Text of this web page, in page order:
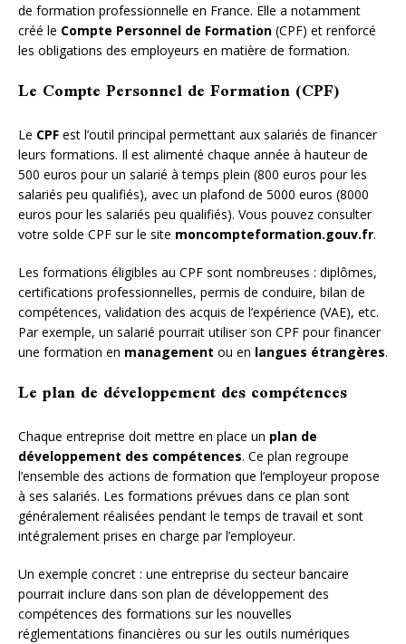
de formation professionnelle en France. Elle a notamment
créé le Compte Personnel de Formation (CPF) et renforcé
les obligations des employeurs en matière de formation.
Le Compte Personnel de Formation (CPF)
Le CPF est l’outil principal permettant aux salariés de financer
leurs formations. Il est alimenté chaque année à hauteur de
500 euros pour un salarié à temps plein (800 euros pour les
salariés peu qualifiés), avec un plafond de 5000 euros (8000
euros pour les salariés peu qualifiés). Vous pouvez consulter
votre solde CPF sur le site moncompteformation.gouv.fr.
Les formations éligibles au CPF sont nombreuses : diplômes,
certifications professionnelles, permis de conduire, bilan de
compétences, validation des acquis de l’expérience (VAE), etc.
Par exemple, un salarié pourrait utiliser son CPF pour financer
une formation en management ou en langues étrangères.
Le plan de développement des compétences
Chaque entreprise doit mettre en place un plan de
développement des compétences. Ce plan regroupe
l’ensemble des actions de formation que l’employeur propose
à ses salariés. Les formations prévues dans ce plan sont
généralement réalisées pendant le temps de travail et sont
intégralement prises en charge par l’employeur.
Un exemple concret : une entreprise du secteur bancaire
pourrait inclure dans son plan de développement des
compétences des formations sur les nouvelles
réglementations financières ou sur les outils numériques